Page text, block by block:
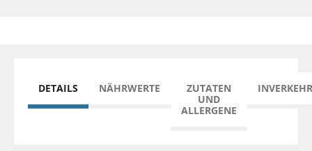
DETAILS NÄHRWERTE
ZUTATEN
UND
ALLERGENE